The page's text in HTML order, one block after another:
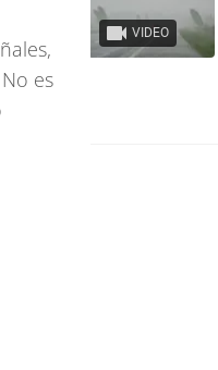
es
VIDEO